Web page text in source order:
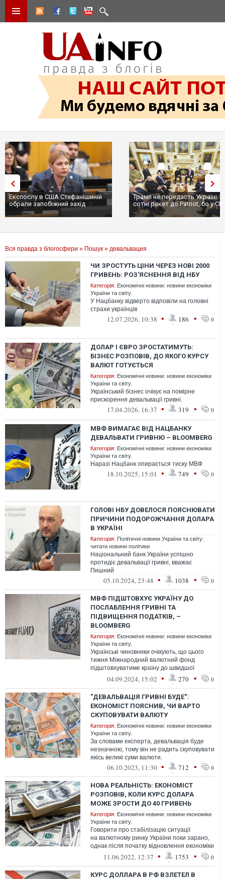
Експослу в США Стефанішиній
обрали запобіжний захід
Трамп не передасть Україні
сотні ракет до Patriot, бо у
...
Вся правда з блогосфери » Пошук » девальвация
ЧИ ЗРОСТУТЬ ЦІНИ ЧЕРЕЗ НОВІ 2000
ГРИВЕНЬ: РОЗ'ЯСНЕННЯ ВІД НБУ
Категорія: Економічні новини: новини економіки
України та світу.
У Нацбанку відверто відповіли на головні
страхи українців
12.07.2026, 10:38 • 186 • 0
ДОЛАР І ЄВРО ЗРОСТАТИМУТЬ:
БІЗНЕС РОЗПОВІВ, ДО ЯКОГО КУРСУ
ВАЛЮТ ГОТУЄТЬСЯ
Категорія: Економічні новини: новини економіки
України та світу.
Український бізнес очікує на помірне
прискорення девальвації гривні.
17.04.2026, 16:37 • 319 • 0
МВФ ВИМАГАЄ ВІД НАЦБАНКУ
ДЕВАЛЬВАТИ ГРИВНЮ – BLOOMBERG
Категорія: Економічні новини: новини економіки
України та світу.
Наразі Нацбанк опирається тиску МВФ
18.10.2025, 15:01 • 749 • 0
ГОЛОВІ НБУ ДОВЕЛОСЯ ПОЯСНЮВАТИ
ПРИЧИНИ ПОДОРОЖЧАННЯ ДОЛАРА
В УКРАЇНІ
Категорія: Політичні новини України та світу:
читати новини політики
Національний банк України успішно
протидіє девальвації гривні, вважає
Пишний
05.10.2024, 23:48 • 1038 • 0
МВФ ПІДШТОВХУЄ УКРАЇНУ ДО
ПОСЛАБЛЕННЯ ГРИВНІ ТА
ПІДВИЩЕННЯ ПОДАТКІВ, –
BLOOMBERG
Категорія: Економічні новини: новини економіки
України та світу.
Українські чиновники очікують, що цього
тижня Міжнародний валютний фонд
підштовхуватиме країну до швидшої
девальвації валюти, зниження процентних
04.09.2024, 15:02 • 270 • 0
"ДЕВАЛЬВАЦІЯ ГРИВНІ БУДЕ":
ЕКОНОМІСТ ПОЯСНИВ, ЧИ ВАРТО
СКУПОВУВАТИ ВАЛЮТУ
Категорія: Економічні новини: новини економіки
України та світу.
За словами експерта, девальвація буде
незначною, тому він не радить скуповувати
якісь великі суми валюти.
06.10.2023, 11:30 • 712 • 0
НОВА РЕАЛЬНІСТЬ: ЕКОНОМІСТ
РОЗПОВІВ, КОЛИ КУРС ДОЛАРА
МОЖЕ ЗРОСТИ ДО 40 ГРИВЕНЬ
Категорія: Економічні новини: новини економіки
України та світу.
Говорити про стабілізацію ситуації
на валютному ринку України поки зарано,
однак після початку відновлення економіки
сильне зміцнення гривні зашкодить...
11.06.2022, 12:37 • 1753 • 0
КУРС ДОЛЛАРА В РФ ВЗЛЕТЕЛ В